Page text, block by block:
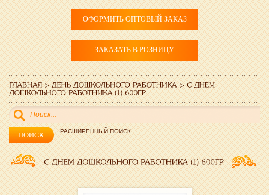
ОФОРМИТЬ ОПТОВЫЙ ЗАКАЗ
ЗАКАЗАТЬ В РОЗНИЦУ
РАСШИРЕННЫЙ ПОИСК